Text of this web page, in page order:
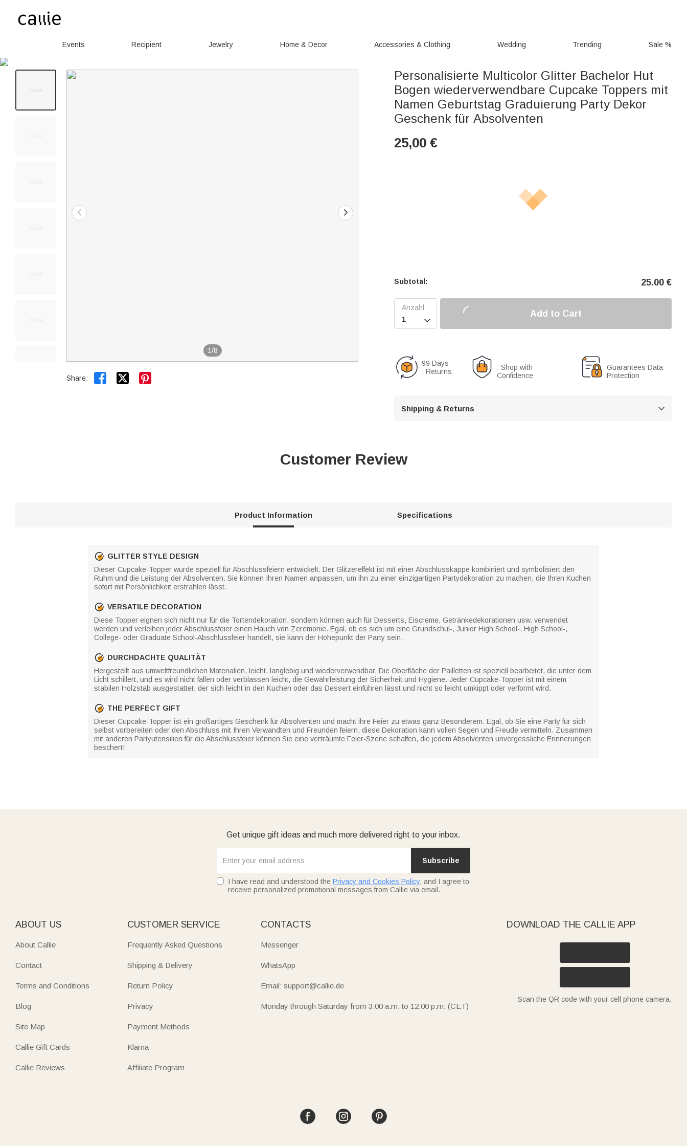
Events Recipient Jewelry Home & Decor Accessories & Clothing Wedding Trending Sale %
1/8
Share:  
Personalisierte Multicolor Glitter Bachelor Hut
Bogen wiederverwendbare Cupcake Toppers mit
Namen Geburtstag Graduierung Party Dekor
Geschenk für Absolventen
25,00 €
Subtotal: 25.00 €

Add to Cart
99 Days
: Returns
: Shop with
Confidence
Guarantees Data
Protection
Shipping & Returns 
Customer Review
Product Information Specifications
GLITTER STYLE DESIGN
Dieser Cupcake-Topper wurde speziell für Abschlussfeiern entwickelt. Der Glitzereffekt ist mit einer Abschlusskappe kombiniert und symbolisiert den
Ruhm und die Leistung der Absolventen. Sie können Ihren Namen anpassen, um ihn zu einer einzigartigen Partydekoration zu machen, die Ihren Kuchen
sofort mit Persönlichkeit erstrahlen lässt.
VERSATILE DECORATION
Diese Topper eignen sich nicht nur für die Tortendekoration, sondern können auch für Desserts, Eiscreme, Getränkedekorationen usw. verwendet
werden und verleihen jeder Abschlussfeier einen Hauch von Zeremonie. Egal, ob es sich um eine Grundschul-, Junior High School-, High School-,
College- oder Graduate School-Abschlussfeier handelt, sie kann der Höhepunkt der Party sein.
DURCHDACHTE QUALITÄT
Hergestellt aus umweltfreundlichen Materialien, leicht, langlebig und wiederverwendbar. Die Oberfläche der Pailletten ist speziell bearbeitet, die unter dem
Licht schillert, und es wird nicht fallen oder verblassen leicht, die Gewährleistung der Sicherheit und Hygiene. Jeder Cupcake-Topper ist mit einem
stabilen Holzstab ausgestattet, der sich leicht in den Kuchen oder das Dessert einführen lässt und nicht so leicht umkippt oder verformt wird.
THE PERFECT GIFT
Dieser Cupcake-Topper ist ein großartiges Geschenk für Absolventen und macht ihre Feier zu etwas ganz Besonderem. Egal, ob Sie eine Party für sich
selbst vorbereiten oder den Abschluss mit Ihren Verwandten und Freunden feiern, diese Dekoration kann vollen Segen und Freude vermitteln. Zusammen
mit anderen Partyutensilien für die Abschlussfeier können Sie eine verträumte Feier-Szene schaffen, die jedem Absolventen unvergessliche Erinnerungen
beschert!
Get unique gift ideas and much more delivered right to your inbox.
Subscribe
I have read and understood the Privacy and Cookies Policy, and I agree to
receive personalized promotional messages from Callie via email.
ABOUT US
About Callie
Contact
Terms and Conditions
Blog
Site Map
Callie Gift Cards
Callie Reviews
CUSTOMER SERVICE
Frequently Asked Questions
Shipping & Delivery
Return Policy
Privacy
Payment Methods
Klarna
Affiliate Program
CONTACTS
Messenger
WhatsApp
Email: support@callie.de
Monday through Saturday from 3:00 a.m. to 12:00 p.m. (CET)
DOWNLOAD THE CALLIE APP
Scan the QR code with your cell phone camera.